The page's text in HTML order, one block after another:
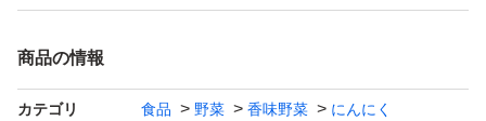
商品の情報
カテゴリ 食品 野菜 香味野菜 にんにく